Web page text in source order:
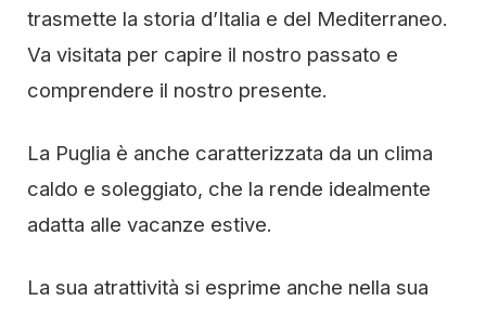
trasmette la storia d’Italia e del Mediterraneo.
Va visitata per capire il nostro passato e
comprendere il nostro presente.
La Puglia è anche caratterizzata da un clima
caldo e soleggiato, che la rende idealmente
adatta alle vacanze estive.
La sua atrattività si esprime anche nella sua